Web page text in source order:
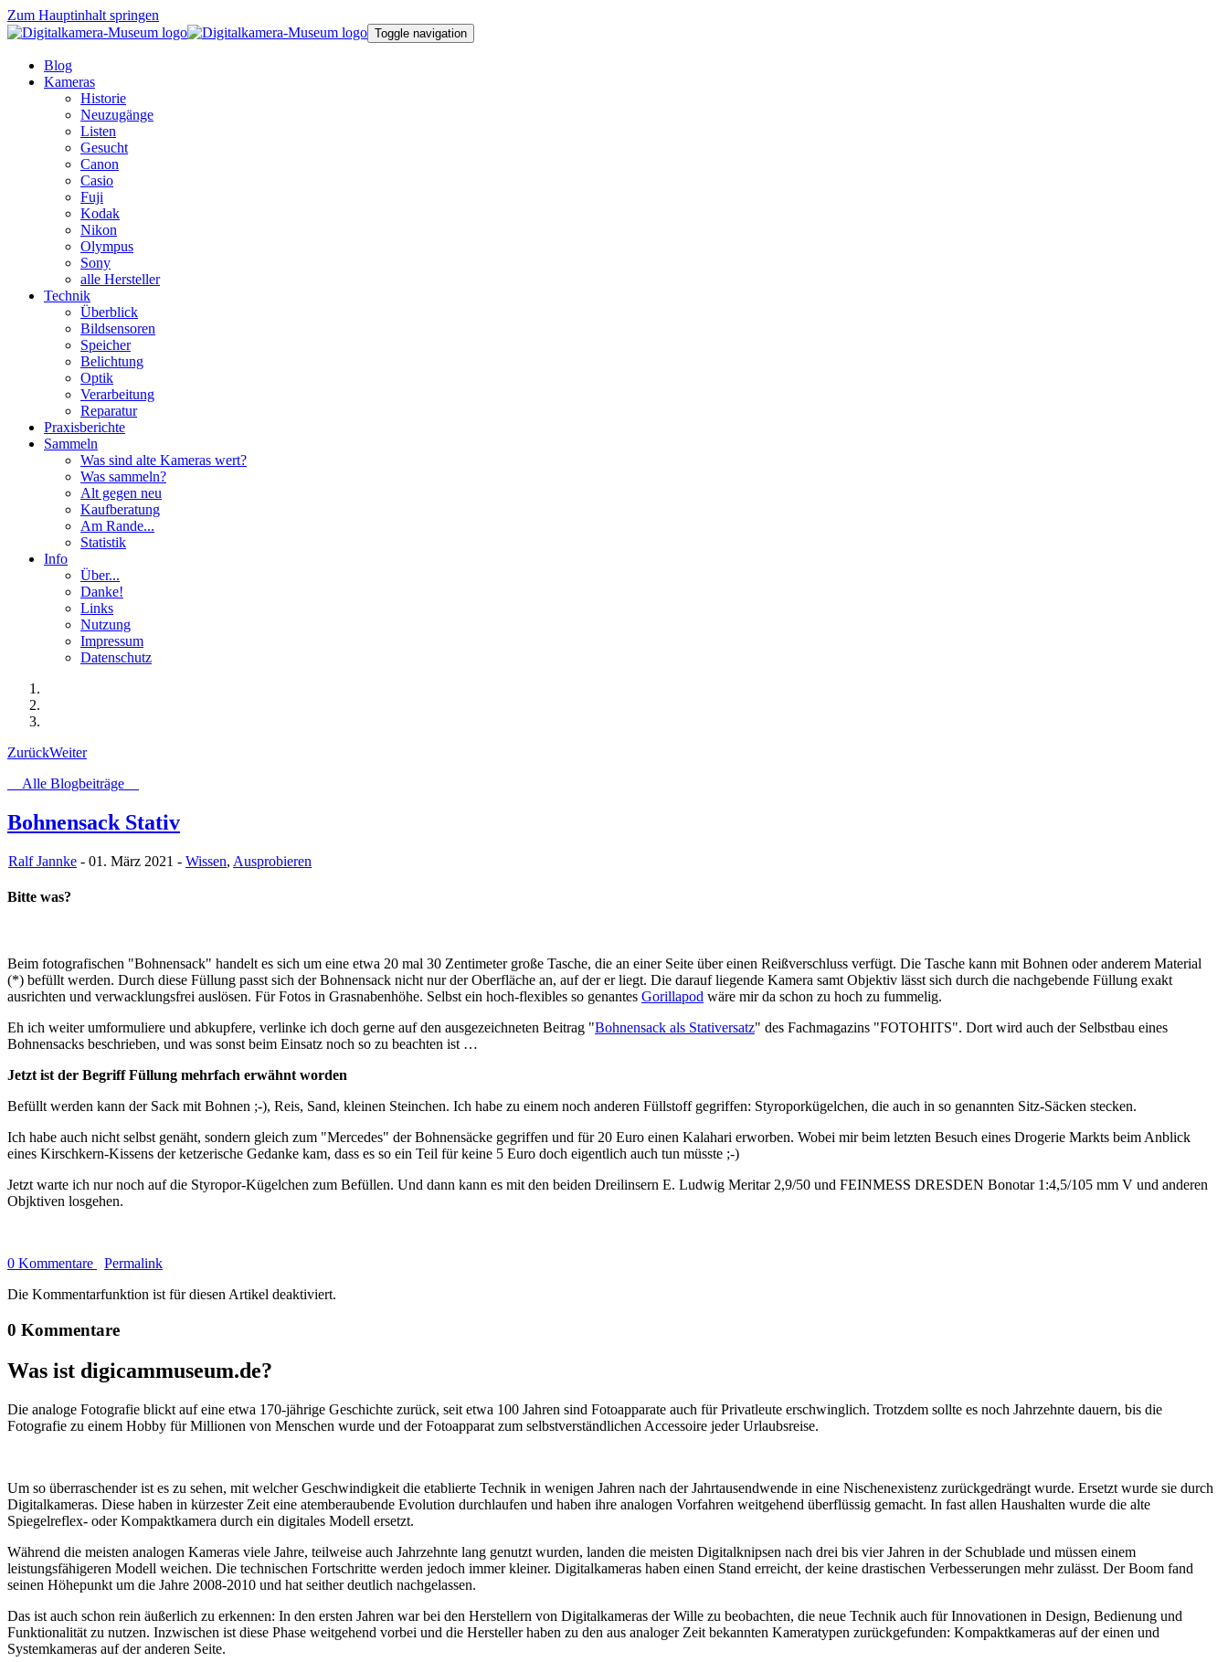
Zum Hauptinhalt springen
Toggle navigation
Blog
Kameras
Historie
Neuzugänge
Listen
Gesucht
Canon
Casio
Fuji
Kodak
Nikon
Olympus
Sony
alle Hersteller
Technik
Überblick
Bildsensoren
Speicher
Belichtung
Optik
Verarbeitung
Reparatur
Praxisberichte
Sammeln
Was sind alte Kameras wert?
Was sammeln?
Alt gegen neu
Kaufberatung
Am Rande...
Statistik
Info
Über...
Danke!
Links
Nutzung
Impressum
Datenschutz
ZurückWeiter
Alle Blogbeiträge
Bohnensack Stativ
Ralf Jannke - 01. März 2021 - Wissen, Ausprobieren
Bitte was?
Beim fotografischen "Bohnensack" handelt es sich um eine etwa 20 mal 30 Zentimeter große Tasche, die an einer Seite über einen Reißverschluss verfügt. Die Tasche kann mit Bohnen oder anderem Material
(*) befüllt werden. Durch diese Füllung passt sich der Bohnensack nicht nur der Oberfläche an, auf der er liegt. Die darauf liegende Kamera samt Objektiv lässt sich durch die nachgebende Füllung exakt
ausrichten und verwacklungsfrei auslösen. Für Fotos in Grasnabenhöhe. Selbst ein hoch-flexibles so genantes Gorillapod wäre mir da schon zu hoch zu fummelig.
Eh ich weiter umformuliere und abkupfere, verlinke ich doch gerne auf den ausgezeichneten Beitrag "Bohnensack als Stativersatz" des Fachmagazins "FOTOHITS". Dort wird auch der Selbstbau eines
Bohnensacks beschrieben, und was sonst beim Einsatz noch so zu beachten ist …
Jetzt ist der Begriff Füllung mehrfach erwähnt worden
Befüllt werden kann der Sack mit Bohnen ;-), Reis, Sand, kleinen Steinchen. Ich habe zu einem noch anderen Füllstoff gegriffen: Styroporkügelchen, die auch in so genannten Sitz-Säcken stecken.
Ich habe auch nicht selbst genäht, sondern gleich zum "Mercedes" der Bohnensäcke gegriffen und für 20 Euro einen Kalahari erworben. Wobei mir beim letzten Besuch eines Drogerie Markts beim Anblick
eines Kirschkern-Kissens der ketzerische Gedanke kam, dass es so ein Teil für keine 5 Euro doch eigentlich auch tun müsste ;-)
Jetzt warte ich nur noch auf die Styropor-Kügelchen zum Befüllen. Und dann kann es mit den beiden Dreilinsern E. Ludwig Meritar 2,9/50 und FEINMESS DRESDEN Bonotar 1:4,5/105 mm V und anderen
Objktiven losgehen.
0 Kommentare
Permalink
Die Kommentarfunktion ist für diesen Artikel deaktiviert.
0 Kommentare
Was ist digicammuseum.de?
Die analoge Fotografie blickt auf eine etwa 170-jährige Geschichte zurück, seit etwa 100 Jahren sind Fotoapparate auch für Privatleute erschwinglich. Trotzdem sollte es noch Jahrzehnte dauern, bis die
Fotografie zu einem Hobby für Millionen von Menschen wurde und der Fotoapparat zum selbstverständlichen Accessoire jeder Urlaubsreise.
Um so überraschender ist es zu sehen, mit welcher Geschwindigkeit die etablierte Technik in wenigen Jahren nach der Jahrtausendwende in eine Nischenexistenz zurückgedrängt wurde. Ersetzt wurde sie durch
Digitalkameras. Diese haben in kürzester Zeit eine atemberaubende Evolution durchlaufen und haben ihre analogen Vorfahren weitgehend überflüssig gemacht. In fast allen Haushalten wurde die alte
Spiegelreflex- oder Kompaktkamera durch ein digitales Modell ersetzt.
Während die meisten analogen Kameras viele Jahre, teilweise auch Jahrzehnte lang genutzt wurden, landen die meisten Digitalknipsen nach drei bis vier Jahren in der Schublade und müssen einem
leistungsfähigeren Modell weichen. Die technischen Fortschritte werden jedoch immer kleiner. Digitalkameras haben einen Stand erreicht, der keine drastischen Verbesserungen mehr zulässt. Der Boom fand
seinen Höhepunkt um die Jahre 2008-2010 und hat seither deutlich nachgelassen.
Das ist auch schon rein äußerlich zu erkennen: In den ersten Jahren war bei den Herstellern von Digitalkameras der Wille zu beobachten, die neue Technik auch für Innovationen in Design, Bedienung und
Funktionalität zu nutzen. Inzwischen ist diese Phase weitgehend vorbei und die Hersteller haben zu den aus analoger Zeit bekannten Kameratypen zurückgefunden: Kompaktkameras auf der einen und
Systemkameras auf der anderen Seite.